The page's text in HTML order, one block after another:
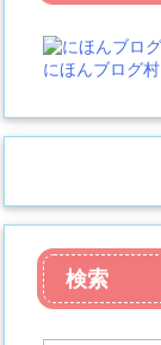
にほんブログ村
検索